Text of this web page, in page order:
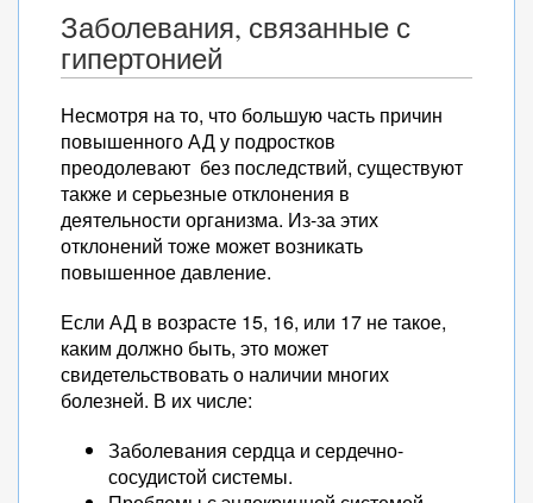
Заболевания, связанные с
гипертонией
Несмотря на то, что большую часть причин
повышенного АД у подростков
преодолевают без последствий, существуют
также и серьезные отклонения в
деятельности организма. Из-за этих
отклонений тоже может возникать
повышенное давление.
Если АД в возрасте 15, 16, или 17 не такое,
каким должно быть, это может
свидетельствовать о наличии многих
болезней. В их числе:
Заболевания сердца и сердечно-
сосудистой системы.